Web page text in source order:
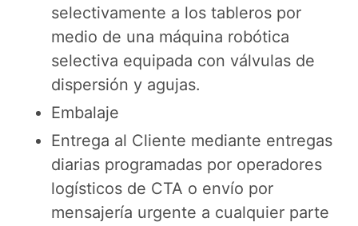
selectivamente a los tableros por
medio de una máquina robótica
selectiva equipada con válvulas de
dispersión y agujas.
Embalaje
Entrega al Cliente mediante entregas
diarias programadas por operadores
logísticos de CTA o envío por
mensajería urgente a cualquier parte